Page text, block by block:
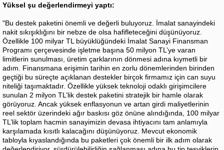
Yüksel şu değerlendirmeyi yaptı:
"Bu destek paketini önemli ve değerli buluyoruz. İmalat sanayindeki
nakit sıkışıklığını bir nebze de olsa hafifleteceğini düşünüyoruz.
Özellikle 100 milyar TL büyüklüğündeki İmalat Sanayi Finansman
Programı çerçevesinde işletme başına 50 milyon TL’ye varan
limitlerin sunulması, üretim çarklarının dönmesi adına kıymetli bir
adım. Finansmana erişimin tarihin en zorlu dönemlerinden birinden
geçtiği bu süreçte açıklanan destekler birçok firmamız için can suyu
niteliği taşımaktadır. Özellikle yüksek teknoloji odaklı girişimcilere
sunulan 2 milyon TL’lik destek paketini stratejik bir hamle olarak
görüyoruz. Ancak yüksek enflasyonun ve artan girdi maliyetlerinin
reel sektör üzerindeki ağır baskısı göz önüne alındığında, 100 milyar
TL’lik toplam hacmin sanayimizin devasa ihtiyacını tam anlamıyla
karşılamada kısıtlı kalacağını düşünüyoruz. Mevcut ekonomik
tabloyla kıyaslandığında bu paketleri çok önemli bir ilk adım olarak